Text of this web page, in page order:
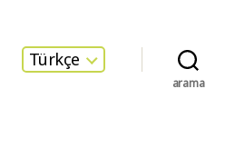
Türkçe
arama